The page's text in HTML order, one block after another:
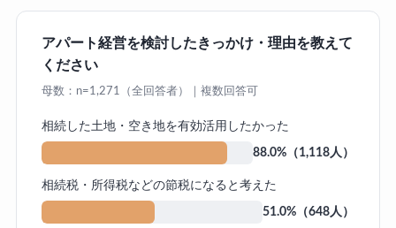
アパート経営を検討したきっかけ・理由を教えて
ください
母数：n=1,271（全回答者）｜複数回答可
相続した土地・空き地を有効活用したかった
88.0%（1,118人）
相続税・所得税などの節税になると考えた
51.0%（648人）